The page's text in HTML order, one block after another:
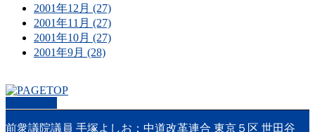
2001年12月 (27)
2001年11月 (27)
2001年10月 (27)
2001年9月 (28)
前衆議院議員 手塚よしお：中道改革連合 東京５区 世田谷